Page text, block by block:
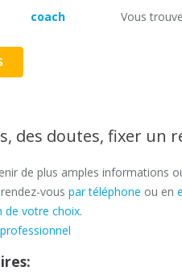
coach Vous
des doutes, fixer un
de plus amples informations
vous par téléphone ou en
de votre choix.